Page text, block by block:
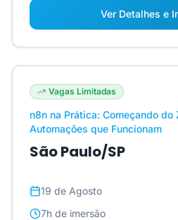
Ver Detalhes e
Vagas Limitadas
n8n na Prática: Começando
Automações que Funcionam
São Paulo/SP
19 de Agosto
7h de imersão